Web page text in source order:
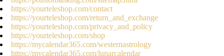
https://yourteleshop.com/contact
https://yourteleshop.com/return_and_exchange
https://yourteleshop.com/privacy_and_policy
https://yourteleshop.com/shop
https://mycalendar365.com/westernastrology
https://mycalendar365.com/lunarcalendar